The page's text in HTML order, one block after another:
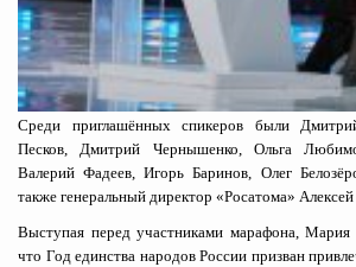
Среди приглашённых спикеров были
Песков, Дмитрий Чернышенко, Ольга
Валерий Фадеев, Игорь Баринов, Олег
также генеральный директор «Росатома»
Выступая перед участниками марафона, Мария
что Год единства народов России призван